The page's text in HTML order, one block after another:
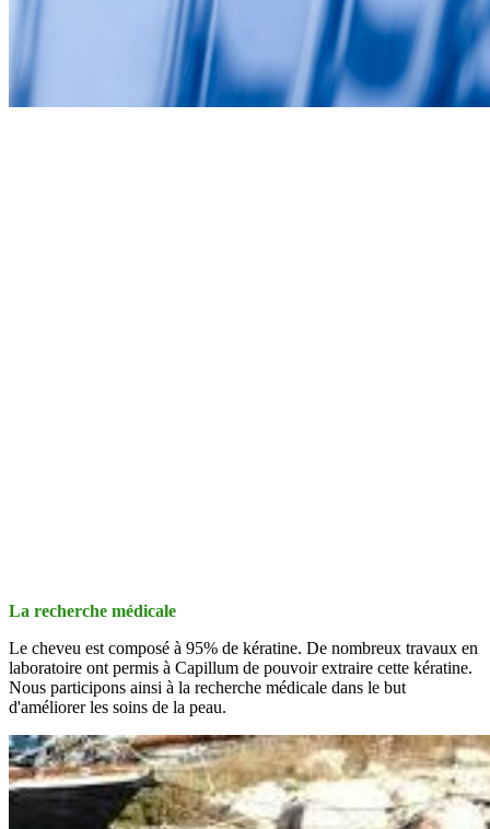
La recherche médicale
Le cheveu est composé à 95% de kératine. De nombreux travaux en
laboratoire ont permis à Capillum de pouvoir extraire cette kératine.
Nous participons ainsi à la recherche médicale dans le but
d'améliorer les soins de la peau.